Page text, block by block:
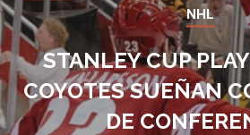
NHL
STANLEY CUP
COYOTES SUEÑAN
DE